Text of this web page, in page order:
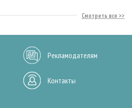
Смотреть все
Рекламодателям
Контакты